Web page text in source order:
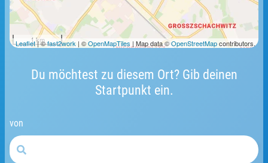
Du möchtest zu diesem Ort? Gib deinen
Startpunkt ein.
von
1 km
Leaflet| ©fast2work | ©OpenMapTiles | Map data ©OpenStreetMapcontributors.